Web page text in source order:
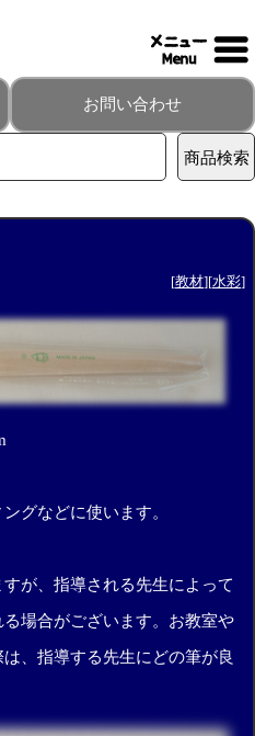
お問い合わせ
[教材][水彩]
グなどに使います。
が、指導される先生によって
る場合がございます。お教室や
、指導する先生にどの筆が良